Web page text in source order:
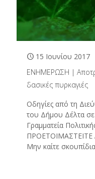
15 Ιουνίου 2017
ΕΝΗΜΕΡΩΣΗ |
δασικές πυρκαγιές
Οδηγίες από τη
του Δήμου Δέλτα σε
Γραμματεία
ΠΡΟΕΤΟΙΜΑΣΤΕΙΤΕ
Μην καίτε